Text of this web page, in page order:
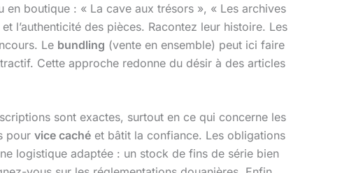
boutique : « La cave aux trésors », « Les archives
l’authenticité des pièces. Racontez leur histoire. Les
Le bundling (vente en ensemble) peut ici faire
Cette approche redonne du désir à des articles
sont exactes, surtout en ce qui concerne les
pour vice caché et bâtit la confiance. Les obligations
logistique adaptée : un stock de fins de série bien